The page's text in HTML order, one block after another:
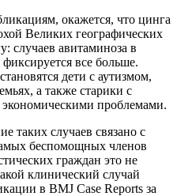
окажется, что цинга
Великих географических
случаев авитаминоза в
все больше.
дети с аутизмом,
а также старики с
проблемами.
таких случаев связано с
беспомощных членов
граждан это не
клинический случай
в BMJ Case Reports за